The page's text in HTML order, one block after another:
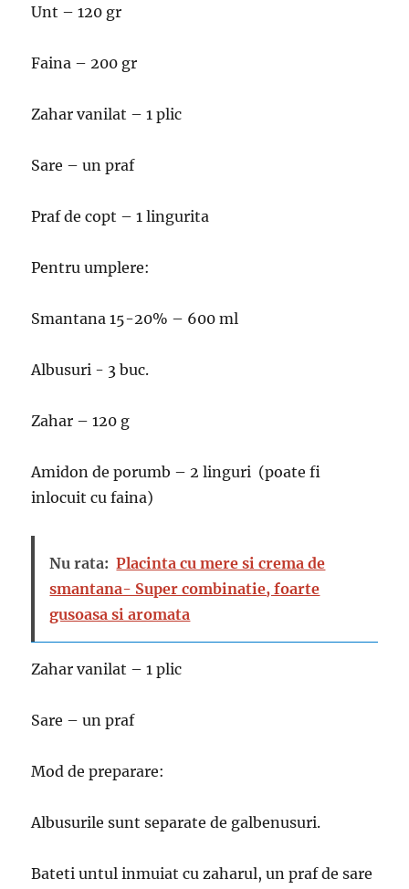
Unt – 120 gr
Faina – 200 gr
Zahar vanilat – 1 plic
Sare – un praf
Praf de copt – 1 lingurita
Pentru umplere:
Smantana 15-20% – 600 ml
Albusuri ​​- 3 buc.
Zahar – 120 g
Amidon de porumb – 2 linguri (poate fi
inlocuit cu faina)
Nu rata: Placinta cu mere si crema de
smantana- Super combinatie, foarte
gusoasa si aromata
Zahar vanilat – 1 plic
Sare – un praf
Mod de preparare:
Albusurile sunt separate de galbenusuri.
Bateti untul inmuiat cu zaharul, un praf de sare